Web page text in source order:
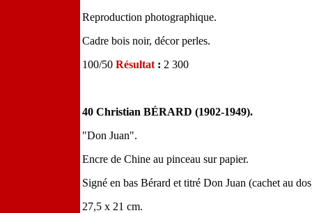
Reproduction photographique.
Cadre bois noir, décor perles.
100/50 Résultat : 2 300
40 Christian BÉRARD (1902-1949).
"Don Juan".
Encre de Chine au pinceau sur papier.
Signé en bas Bérard et titré Don Juan (cachet au
27,5 x 21 cm.